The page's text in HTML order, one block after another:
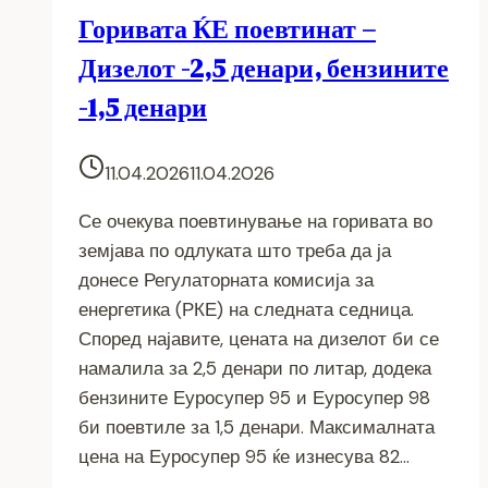
Горивата ЌЕ поевтинат –
Дизелот -2,5 денари, бензините
-1,5 денари
11.04.202611.04.2026
Се очекува поевтинување на горивата во
земјава по одлуката што треба да ја
донесе Регулаторната комисија за
енергетика (РКЕ) на следната седница.
Според најавите, цената на дизелот би се
намалила за 2,5 денари по литар, додека
бензините Еуросупер 95 и Еуросупер 98
би поевтиле за 1,5 денари. Максималната
цена на Еуросупер 95 ќе изнесува 82…